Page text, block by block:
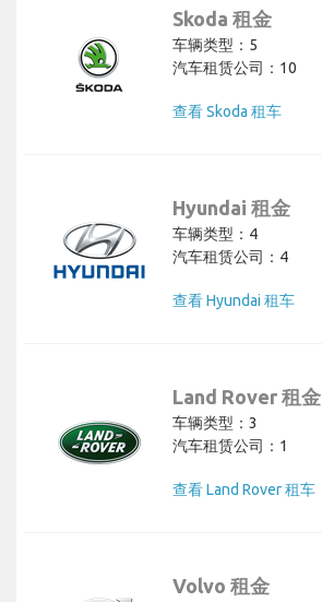
Skoda 租金
车辆类型：5
汽车租赁公司：10
查看 Skoda 租车
Hyundai 租金
车辆类型：4
汽车租赁公司：4
查看 Hyundai 租车
Land Rover 租金
车辆类型：3
汽车租赁公司：1
查看 Land Rover 租车
Volvo 租金